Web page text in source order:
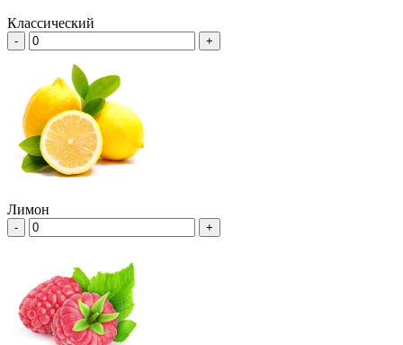
Классический
- +
Лимон
- +